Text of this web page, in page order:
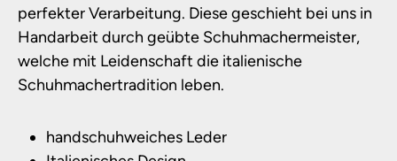
perfekter Verarbeitung. Diese geschieht bei uns in
Handarbeit durch geübte Schuhmachermeister,
welche mit Leidenschaft die italienische
Schuhmachertradition leben.
handschuhweiches Leder